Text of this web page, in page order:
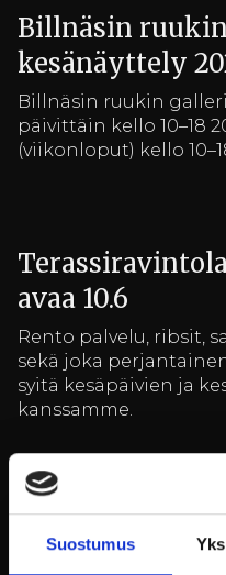
Suostumus
Billnäsin
kesänäyttely
Billnäsin ruukin
päivittäin kello 10–18
(viikonloput) kello
avaa 10.6
Rento palvelu, ribsit,
sekä joka
syitä kesäpäivien ja
kanssamme.
Billnäs
ovensa 9.6.2022